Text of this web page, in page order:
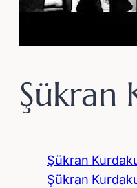
Şükran
Şükran
Şükran